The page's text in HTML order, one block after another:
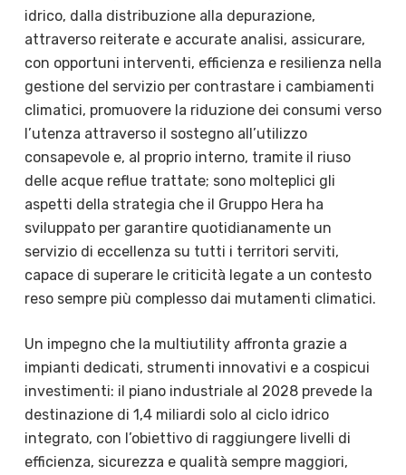
idrico, dalla distribuzione alla depurazione,
attraverso reiterate e accurate analisi, assicurare,
con opportuni interventi, efficienza e resilienza nella
gestione del servizio per contrastare i cambiamenti
climatici, promuovere la riduzione dei consumi verso
l’utenza attraverso il sostegno all’utilizzo
consapevole e, al proprio interno, tramite il riuso
delle acque reflue trattate; sono molteplici gli
aspetti della strategia che il Gruppo Hera ha
sviluppato per garantire quotidianamente un
servizio di eccellenza su tutti i territori serviti,
capace di superare le criticità legate a un contesto
reso sempre più complesso dai mutamenti climatici.
Un impegno che la multiutility affronta grazie a
impianti dedicati, strumenti innovativi e a cospicui
investimenti: il piano industriale al 2028 prevede la
destinazione di 1,4 miliardi solo al ciclo idrico
integrato, con l’obiettivo di raggiungere livelli di
efficienza, sicurezza e qualità sempre maggiori,